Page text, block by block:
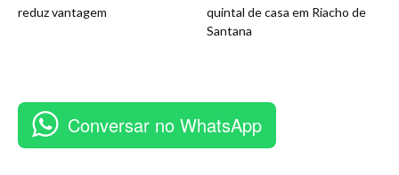
reduz vantagem
quintal de casa em Riacho de
Santana
Conversar no WhatsApp